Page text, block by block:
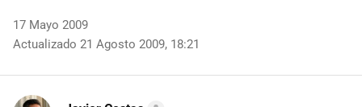
17 Mayo 2009
Actualizado 21 Agosto 2009, 18:21